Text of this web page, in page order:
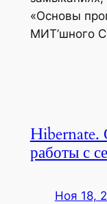
«Основы
МИТ’шного
Hibernate.
работы с
Ноя 18,